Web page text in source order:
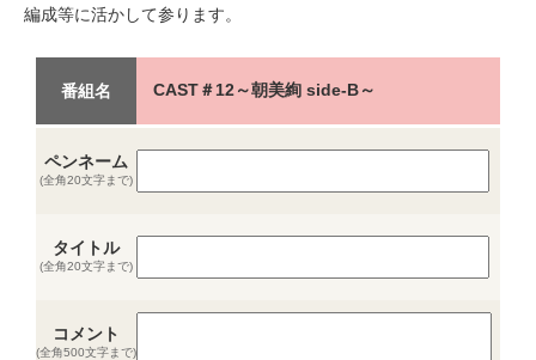
編成等に活かして参ります。
番組名 CAST＃12～朝美絢 side-B～
ペンネーム
(全角20文字まで)
タイトル
(全角20文字まで)
コメント
(全角500文字まで)